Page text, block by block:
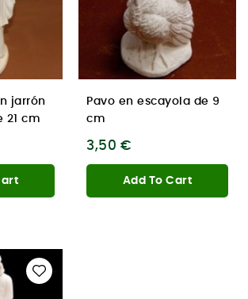
jarrón
21 cm
Pavo en escayola de 9
cm
3,50 €
Add To Cart